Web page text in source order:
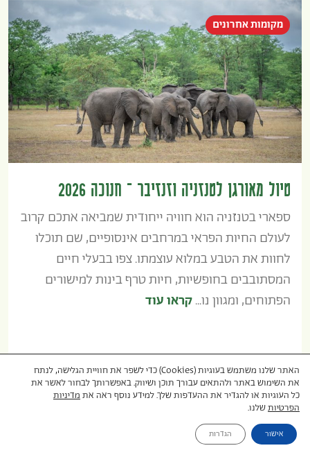
מקומות אחרונים
טיול מאורגן לטנזניה וזנזיבר – חנוכה 2026
ספארי בטנזניה הוא חוויה ייחודית שמביאה אתכם קרוב
לעולם החיות הפראי במרחבים אינסופיים, שם תוכלו
לחוות את הטבע במלוא עוצמתו. צפו בבעלי חיים
המסתובבים בחופשיות, חיות טרף בינות למישורים
הפתוחים, ומגוון נו...קראו עוד
$4,750
האתר שלנו משתמש בעוגיות (Cookies) כדי לשפר את חוויית הגלישה, לנתח
את השימוש באתר ולהתאים עבורך תוכן ושיווק. באפשרותך לבחור לאשר את
כל העוגיות או להגדיר את ההעדפות שלך. למידע נוסף ראה אתמדיניות
הפרטיותשלנו.
אישור הגדרות